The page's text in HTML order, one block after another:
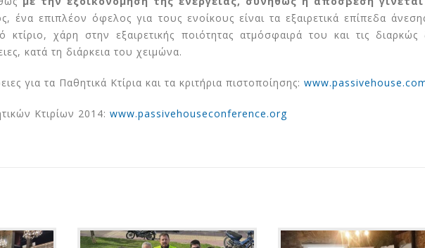
ένα επιπλέον όφελος για τους ενοίκους είναι τα εξαιρετικά επίπεδα
κτίριο, χάρη στην εξαιρετικής ποιότητας ατμόσφαιρά του και τις διαρκώς
κατά τη διάρκεια του χειμώνα.
για τα Παθητικά Κτίρια και τα κριτήρια πιστοποίησης:
Κτιρίων 2014: www.passivehouseconference.org